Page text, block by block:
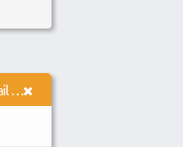
I will send your letter to 200 e-mail addresses, manually.